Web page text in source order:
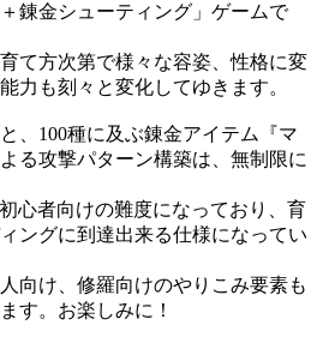
錬金シューティング」ゲームで
て方次第で様々な容姿、性格に変
力も刻々と変化してゆきます。
、100種に及ぶ錬金アイテム『マ
る攻撃パターン構築は、無制限に
心者向けの難度になっており、育
ングに到達出来る仕様になってい
向け、修羅向けのやりこみ要素も
す。お楽しみに！